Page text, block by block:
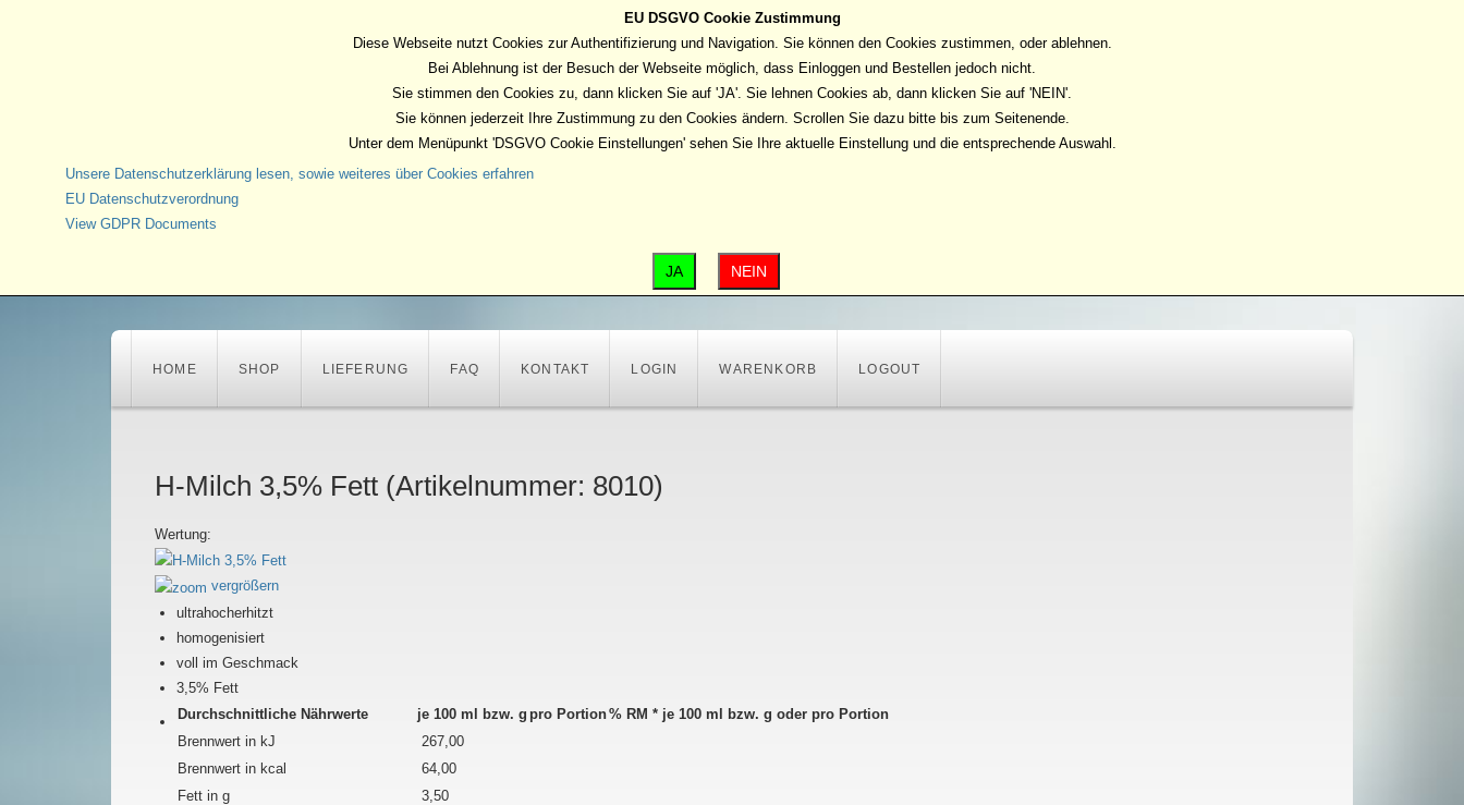
HOME SHOP LIEFERUNG FAQ KONTAKT LOGIN WARENKORB LOGOUT
H-Milch 3,5% Fett (Artikelnummer: 8010)
Wertung:
vergrößern
ultrahocherhitzt
homogenisiert
voll im Geschmack
3,5% Fett
Durchschnittliche Nährwerte
je 100 ml bzw. g pro Portion% RM * je 100 ml bzw. g oder pro Portion
Brennwert in kJ
267,00
Brennwert in kcal
64,00
Fett in g
3,50
EU DSGVO Cookie Zustimmung
Diese Webseite nutzt Cookies zur Authentifizierung und Navigation. Sie können den Cookies zustimmen, oder ablehnen.
Bei Ablehnung ist der Besuch der Webseite möglich, dass Einloggen und Bestellen jedoch nicht.
Sie stimmen den Cookies zu, dann klicken Sie auf 'JA'. Sie lehnen Cookies ab, dann klicken Sie auf 'NEIN'.
Sie können jederzeit Ihre Zustimmung zu den Cookies ändern. Scrollen Sie dazu bitte bis zum Seitenende.
Unter dem Menüpunkt 'DSGVO Cookie Einstellungen' sehen Sie Ihre aktuelle Einstellung und die entsprechende Auswahl.
Unsere Datenschutzerklärung lesen, sowie weiteres über Cookies erfahren
EU Datenschutzverordnung
View GDPR Documents
NEIN
JA